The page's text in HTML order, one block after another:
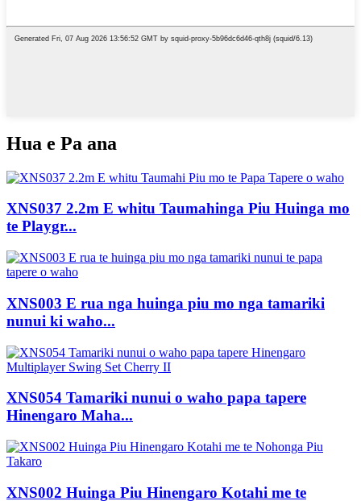
Hua e Pa ana
XNS037 2.2m E whitu Taumahinga Piu Huinga mo
te Playgr...
XNS003 E rua nga huinga piu mo nga tamariki
nunui ki waho...
XNS054 Tamariki nunui o waho papa tapere
Hinengaro Maha...
XNS002 Huinga Piu Hinengaro Kotahi me te